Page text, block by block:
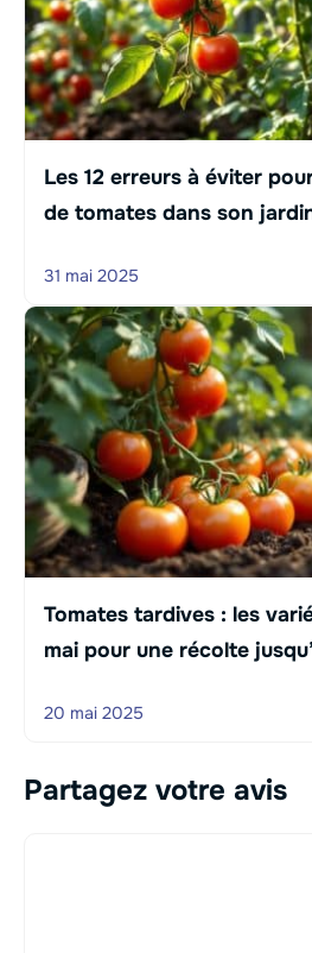
Les 12 erreurs à éviter
de tomates dans son
31 mai 2025
Tomates tardives : les
mai pour une récolte
20 mai 2025
Partagez votre avis